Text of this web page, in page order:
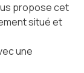
propose cet
situé et
une